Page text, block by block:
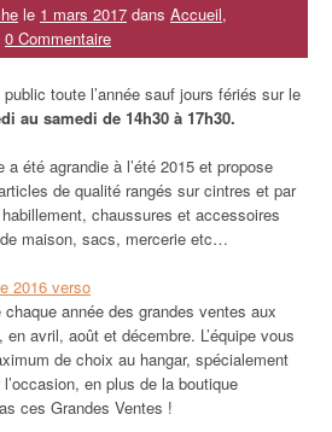
le 1 mars 2017 dans Accueil,
0 Commentaire
toute l’année sauf jours fériés sur le
au samedi de 14h30 à 17h30.
a été agrandie à l’été 2015 et propose
de qualité rangés sur cintres et par
chaussures et accessoires
maison, sacs, mercerie etc…
chaque année des grandes ventes aux
avril, août et décembre. L’équipe vous
de choix au hangar, spécialement
en plus de la boutique
ces Grandes Ventes !